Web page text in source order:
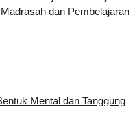
dan Pembelajaran
Mental dan Tanggung